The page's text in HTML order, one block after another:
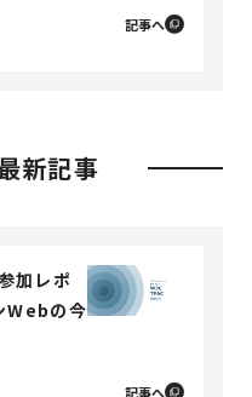
記事へ
新記事
加レポ
Webの今
記事へ